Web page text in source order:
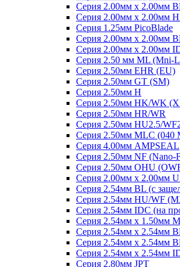
Серия 2.00мм x 2.00мм
Серия 2.00мм x 2.00мм
Серия 1.25мм PicoBlade
Серия 2.00мм х 2.00мм
Серия 2.00мм х 2.00мм
Серия 2.50 мм ML (Mni-
Серия 2.50мм EHR (EU)
Серия 2.50мм GT (SM)
Серия 2.50мм H
Серия 2.50мм HK/WK
Серия 2.50мм HR/WR
Серия 2.50мм HU2.5/
Серия 2.50мм MLC (040
Серия 4.00мм AMPSEAL
Серия 2.50мм NF (Nano-
Серия 2.50мм OHU
Серия 2.00мм x 2.00мм
Серия 2.54мм BL (с
Серия 2.54мм HU/WF
Серия 2.54мм IDC (на
Серия 2.54мм х 1.50мм
Серия 2.54мм х 2.54мм
Серия 2.54мм х 2.54мм
Серия 2.54мм х 2.54мм
Серия 2.80мм JPT